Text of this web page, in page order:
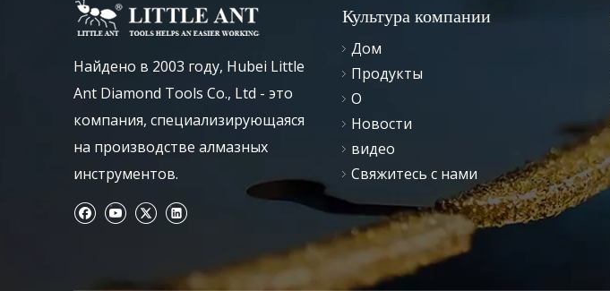
Найдено в 2003 году, Hubei Little
Ant Diamond Tools Co., Ltd - это
компания, специализирующаяся
на производстве алмазных
инструментов.
Культура компании
Дом
Продукты
О
Новости
видео
Свяжитесь с нами